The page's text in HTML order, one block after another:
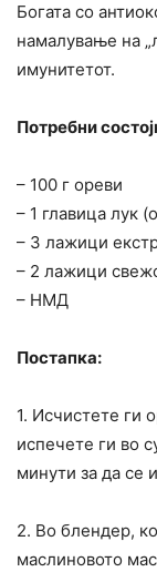
Богата со
намалување на
имунитетот.
Потребни
– 100 г ореви
– 1 главица лук
– 3 лажици
– 2 лажици
– НМД
Постапка:
1. Исчистете ги
испечете ги во
минути за да се
2. Во блендер,
маслиновото